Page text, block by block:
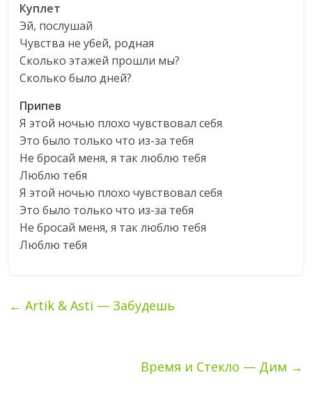
Куплет
Эй, послушай
Чувства не убей, родная
Сколько этажей прошли мы?
Сколько было дней?
Припев
Я этой ночью плохо чувствовал себя
Это было только что из-за тебя
Не бросай меня, я так люблю тебя
Люблю тебя
Я этой ночью плохо чувствовал себя
Это было только что из-за тебя
Не бросай меня, я так люблю тебя
Люблю тебя
← Artik & Asti — Забудешь
Время и Стекло — Дим →